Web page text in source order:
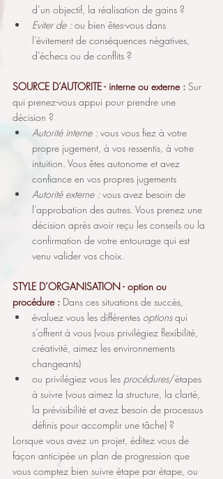
d’un objectif, la réalisation de gains ?
Eviter de : ou bien êtes-vous dans
l’évitement de conséquences négatives,
d’échecs ou de conflits ?
SOURCE D’AUTORITE - interne ou externe : Sur
qui prenez-vous appui pour prendre une
décision ?
Autorité interne : vous vous fiez à votre
propre jugement, à vos ressentis, à votre
intuition. Vous êtes autonome et avez
confiance en vos propres jugements
Autorité externe : vous avez besoin de
l’approbation des autres. Vous prenez une
décision après avoir reçu les conseils ou la
confirmation de votre entourage qui est
venu valider vos choix.
STYLE D’ORGANISATION - option ou
procédure : Dans ces situations de succès,
évaluez vous les différentes options qui
s’offrent à vous (vous privilégiez flexibilité,
créativité, aimez les environnements
changeants)
ou privilégiez vous les procédures/étapes
à suivre (vous aimez la structure, la clarté,
la prévisibilité et avez besoin de processus
définis pour accomplir une tâche) ?
Lorsque vous avez un projet, éditez vous de
façon anticipée un plan de progression que
vous comptez bien suivre étape par étape, ou